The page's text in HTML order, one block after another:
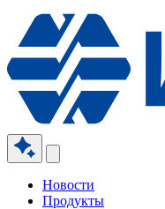
Новости
Продукты